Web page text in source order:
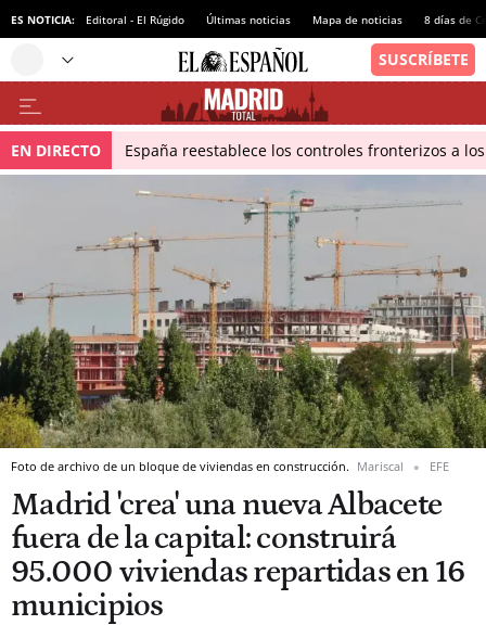
ES NOTICIA: Editoral - El Rúgido Últimas noticias Mapa de noticias 8 días de
EN DIRECTO España reestablece los controles fronterizos a
Foto de archivo de un bloque de viviendas en construcción. Mariscal EFE
Madrid 'crea' una nueva Albacete
fuera de la capital: construirá
95.000 viviendas repartidas en 16
municipios